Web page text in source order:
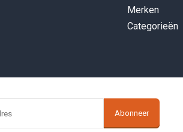
Merken
Categorieën
Abonneer